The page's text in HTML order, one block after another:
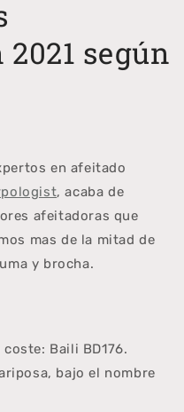
según
en afeitado
, acaba de
afeitadoras que
mas de la mitad de
y brocha.
Baili BD176.
bajo el nombre